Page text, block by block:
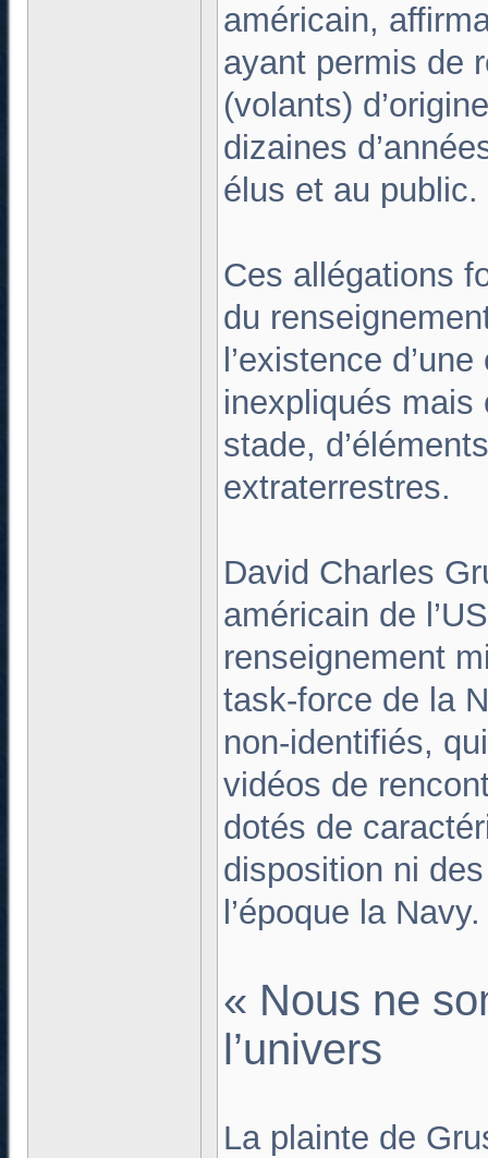
américain,
ayant permis de
(volants)
dizaines
élus et au public.
Ces allégations
du
l’existence
inexpliqués mais
stade,
extraterrestres.
David Charles
américain de
renseignement
task-force de la
non-identifiés,
vidéos de
dotés de
disposition ni
l’époque la Navy.
« Nous ne
l’univers
La plainte de